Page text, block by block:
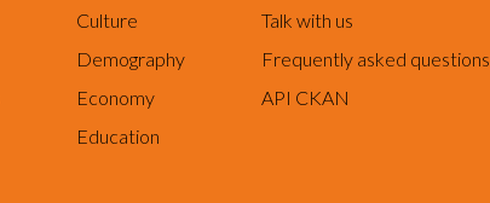
Culture
Demography
Economy
Education
Talk with us
Frequently asked questions
API CKAN